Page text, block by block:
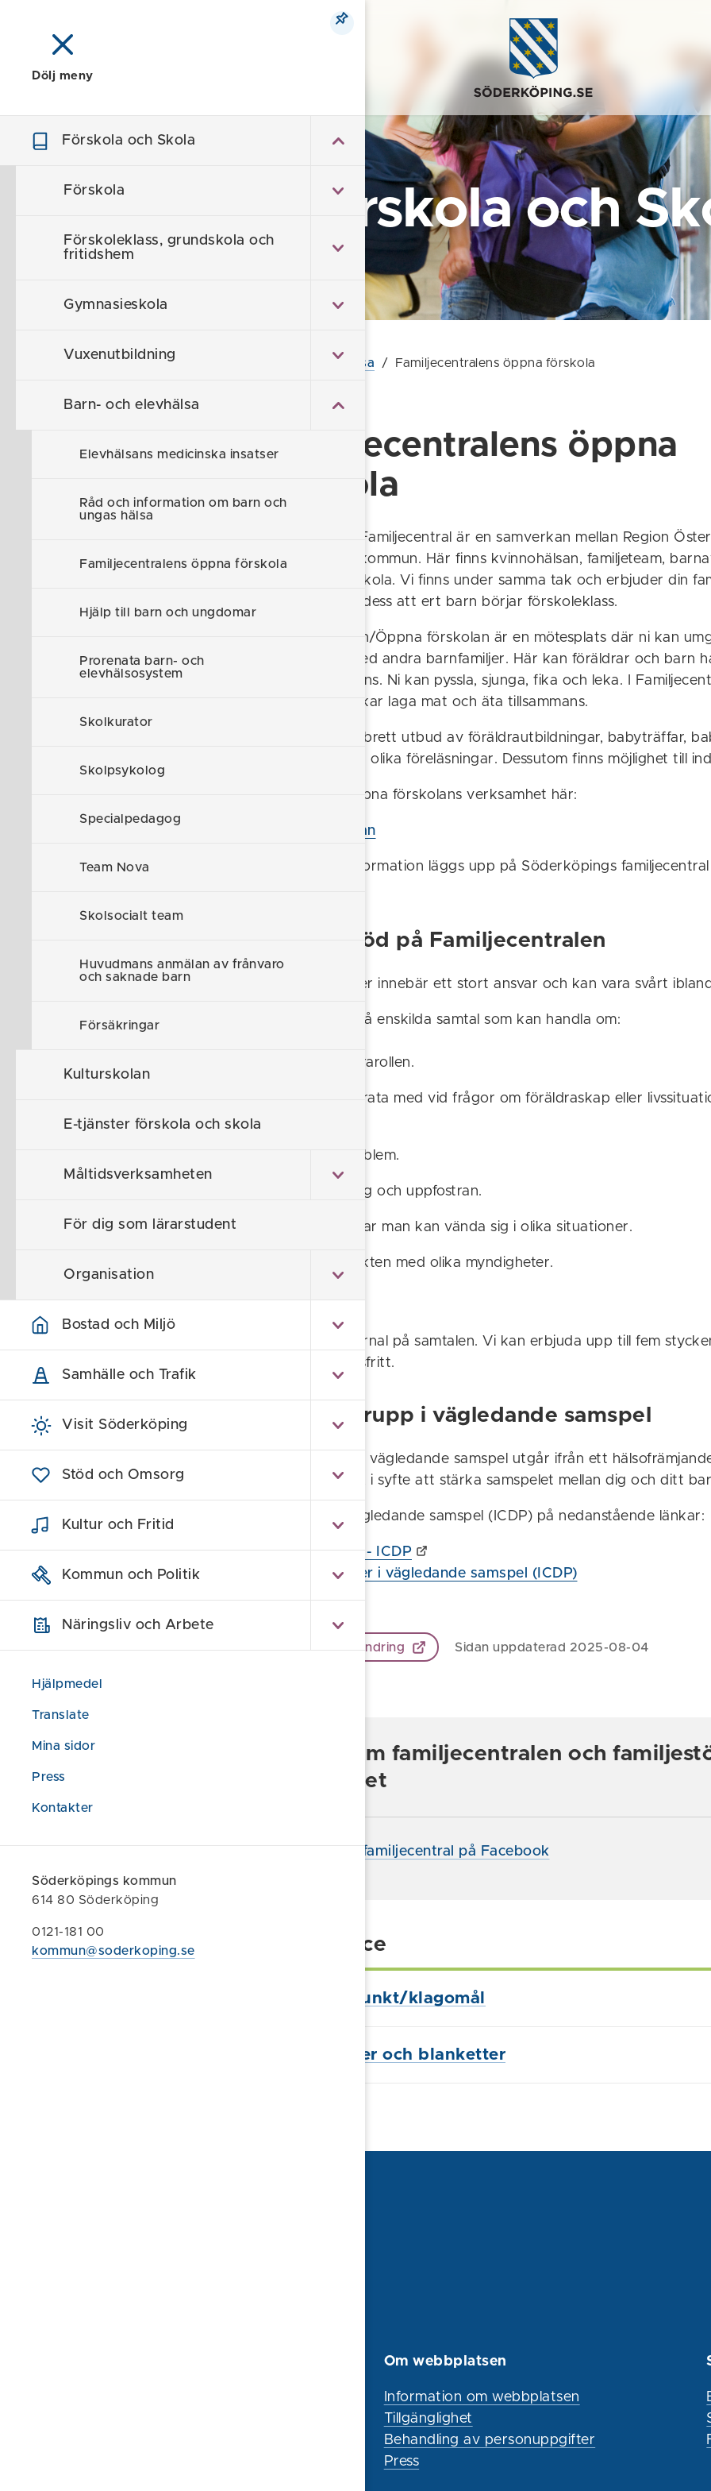
Meny
Dölj meny
Förskola och Skola
Förskola
Förskoleklass, grundskola och
fritidshem
Gymnasieskola
Vuxenutbildning
Barn- och elevhälsa
Elevhälsans medicinska insatser
Råd och information om barn och
ungas hälsa
Familjecentralens öppna förskola
Hjälp till barn och ungdomar
Prorenata barn- och
elevhälsosystem
Skolkurator
Skolpsykolog
Specialpedagog
Team Nova
Skolsocialt team
Huvudmans anmälan av frånvaro
och saknade barn
Försäkringar
Kulturskolan
E-tjänster förskola och skola
Måltidsverksamheten
För dig som lärarstudent
Organisation
Bostad och Miljö
Samhälle och Trafik
Visit Söderköping
Stöd och Omsorg
Kultur och Fritid
Kommun och Politik
Näringsliv och Arbete
Hjälpmedel
Translate
Mina sidor
Press
Kontakter
Söderköpings kommun
614 80 Söderköping
0121-181 00
kommun@soderkoping.se
Förskola och
Hem / Förskola och Skola Barn- och elevhälsa / Familjecentralens öppna förskola
Familjecentralens öppna
förskola
Söderköpings Familjecentral är en samverkan mellan Region
Söderköpings kommun. Här finns kvinnohälsan, familjeteam,
och öppen förskola. Vi finns under samma tak och erbjuder din
graviditeten till dess att ert barn börjar förskoleklass.
Familjecentralen/Öppna förskolan är en mötesplats där ni kan
erfarenheter med andra barnfamiljer. Här kan föräldrar och barn
stund tillsammans. Ni kan pyssla, sjunga, fika och leka. I
kan ni som önskar laga mat och äta tillsammans.
Vi erbjuder ett brett utbud av föräldrautbildningar, babyträffar,
tematräffar och olika föreläsningar. Dessutom finns möjlighet till
Läs mer om öppna förskolans verksamhet här:
Öppna förskolan
Uppdaterad information läggs upp på Söderköpings
Samtalsstöd på Familjecentralen
Att vara förälder innebär ett stort ansvar och kan vara svårt
Hos oss kan ni få enskilda samtal som kan handla om:
Stöd i föräldrarollen.
Någon att prata med vid frågor om föräldraskap eller
Relationsproblem.
Gränssättning och uppfostran.
Frågor om var man kan vända sig i olika situationer.
Stöd i kontakten med olika myndigheter.
Anknytning.
Vi för ingen journal på samtalen. Vi kan erbjuda upp till fem
det är kostnadsfritt.
Föräldragrupp i vägledande samspel
Föräldragrupp i vägledande samspel utgår ifrån ett
förhållningssätt, i syfte att stärka samspelet mellan dig och ditt
Läs mer om Vägledande samspel (ICDP) på nedanstående länkar:
Jag är förälder - ICDP
Föräldragrupper i vägledande samspel (ICDP)
Föreslå en ändring Sidan uppdaterad 2025-08-04
Läs mer om familjecentralen och
verksamhet
Söderköpings familjecentral på Facebook
Självservice
Lämna synpunkt/klagomål
Alla e-tjänster och blanketter
Om webbplatsen
Information om webbplatsen
Tillgänglighet
Behandling av personuppgifter
Press